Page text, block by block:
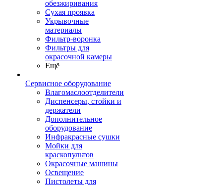
обезжиривания
Сухая проявка
Укрывочные
материалы
Фильтр-воронка
Фильтры для
окрасочной камеры
Ещё
Сервисное оборудование
Влагомаслоотделители
Диспенсеры, стойки и
держатели
Дополнительное
оборудование
Инфракрасные сушки
Мойки для
краскопультов
Окрасочные машины
Освещение
Пистолеты для